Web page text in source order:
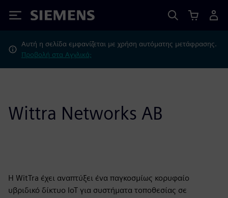
Siemens
Αυτή η σελίδα εμφανίζεται με χρήση αυτόματης μετάφρασης.
Προβολή στα Αγγλικά;
Wittra Networks AB
Η WitTra έχει αναπτύξει ένα παγκοσμίως κορυφαίο
υβριδικό δίκτυο IoT για συστήματα τοποθεσίας σε